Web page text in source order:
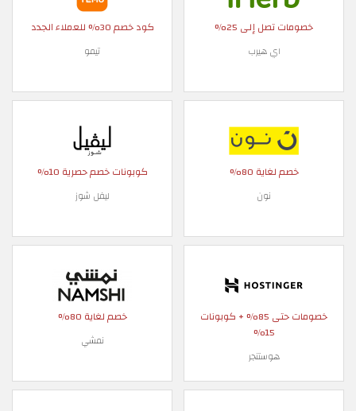
خصومات تصل إلى 25%
اي هيرب
كود خصم 30% للعملاء الجدد
تيمو
خصم لغاية 80%
نون
كوبونات خصم حصرية 10%
ليفل شوز
خصومات حتى 85% + كوبونات
15%
هوستنجر
خصم لغاية 80%
نمشي